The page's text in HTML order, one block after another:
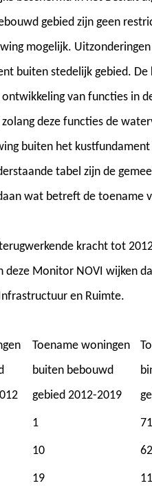
gebied zijn geen
mogelijk.
buiten stedelijk gebied.
van functies in
deze functies de
buiten het
tabel zijn de
wat betreft de toename
kracht tot
deze Monitor NOVI wijken
en Ruimte.
Toename woningen
buiten bebouwd
gebied 2012-2019
1 71
10 62
19